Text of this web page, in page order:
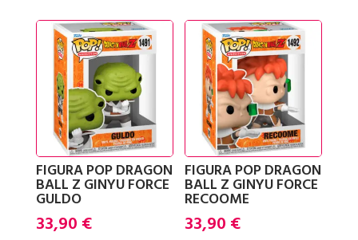
original
era:
33,90 €.
actual
es:
29,90
FIGURA POP DRAGON
BALL Z GINYU FORCE
GULDO
33,90 €
FIGURA POP DRAGON
BALL Z GINYU FORCE
RECOOME
33,90 €